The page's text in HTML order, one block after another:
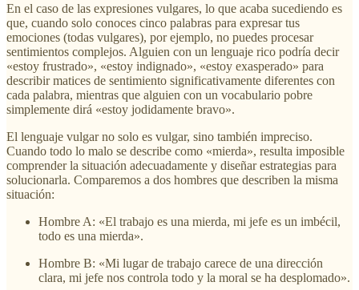
En el caso de las expresiones vulgares, lo que acaba sucediendo es
que, cuando solo conoces cinco palabras para expresar tus
emociones (todas vulgares), por ejemplo, no puedes procesar
sentimientos complejos. Alguien con un lenguaje rico podría decir
«estoy frustrado», «estoy indignado», «estoy exasperado» para
describir matices de sentimiento significativamente diferentes con
cada palabra, mientras que alguien con un vocabulario pobre
simplemente dirá «estoy jodidamente bravo».
El lenguaje vulgar no solo es vulgar, sino también impreciso.
Cuando todo lo malo se describe como «mierda», resulta imposible
comprender la situación adecuadamente y diseñar estrategias para
solucionarla. Comparemos a dos hombres que describen la misma
situación:
Hombre A: «El trabajo es una mierda, mi jefe es un imbécil,
todo es una mierda».
Hombre B: «Mi lugar de trabajo carece de una dirección
clara, mi jefe nos controla todo y la moral se ha desplomado».